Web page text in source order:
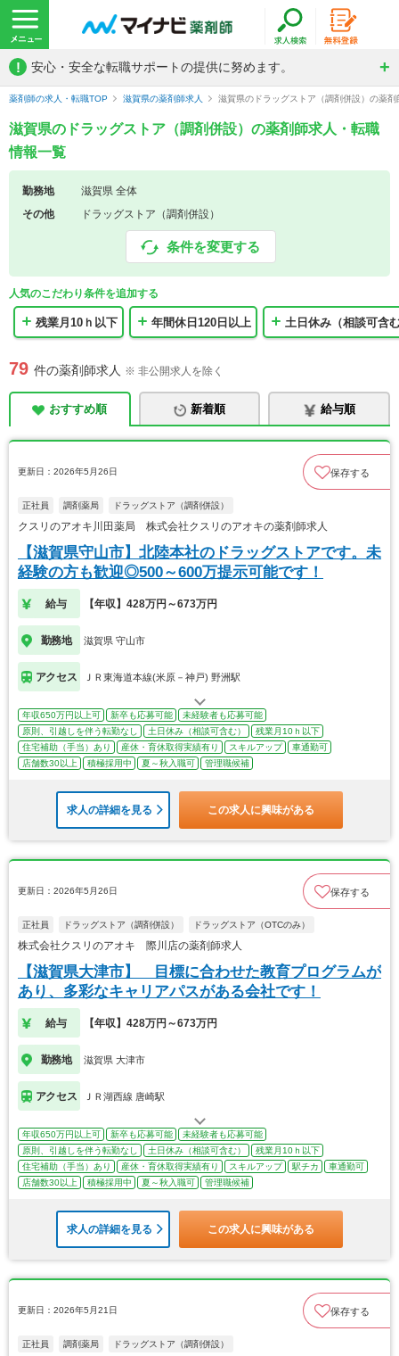
! 安心・安全な転職サポートの提供に努めます。
薬剤師の求人・転職TOP 滋賀県の薬剤師求人 滋賀県のドラッグストア（調剤併設）の薬
滋賀県のドラッグストア（調剤併設）の薬剤師求人・転職
情報一覧
勤務地
滋賀県 全体
その他
ドラッグストア（調剤併設）
条件を変更する
人気のこだわり条件を追加する
残業月10ｈ以下 年間休日120日以上 土日休み（相談可含
79 件の薬剤師求人 ※ 非公開求人を除く
おすすめ順 新着順 給与順
更新日：2026年5月26日 保存する
正社員 調剤薬局 ドラッグストア（調剤併設）
クスリのアオキ川田薬局 株式会社クスリのアオキの薬剤師求人
【滋賀県守山市】北陸本社のドラッグストアです。未
経験の方も歓迎◎500～600万提示可能です！
給与 【年収】428万円～673万円
勤務地 滋賀県 守山市
アクセス ＪＲ東海道本線(米原－神戸) 野洲駅
年収650万円以上可 新卒も応募可能
未経験者も応募可能
原則、引越しを伴う転勤なし
土日休み（相談可含む）
残業月10ｈ以下
住宅補助（手当）あり
産休・育休取得実績有り スキルアップ
車通勤可
店舗数30以上
積極採用中 夏～秋入職可 管理職候補
求人の詳細を見る この求人に興味がある
更新日：2026年5月26日 保存する
正社員 ドラッグストア（調剤併設） ドラッグストア（OTCのみ）
株式会社クスリのアオキ 際川店の薬剤師求人
【滋賀県大津市】 目標に合わせた教育プログラムが
あり、多彩なキャリアパスがある会社です！
給与 【年収】428万円～673万円
勤務地 滋賀県 大津市
アクセス ＪＲ湖西線 唐崎駅
年収650万円以上可 新卒も応募可能
未経験者も応募可能
原則、引越しを伴う転勤なし
土日休み（相談可含む）
残業月10ｈ以下
住宅補助（手当）あり
産休・育休取得実績有り スキルアップ 駅チカ
車通勤可
店舗数30以上
積極採用中 夏～秋入職可 管理職候補
求人の詳細を見る この求人に興味がある
更新日：2026年5月21日 保存する
正社員 調剤薬局 ドラッグストア（調剤併設）